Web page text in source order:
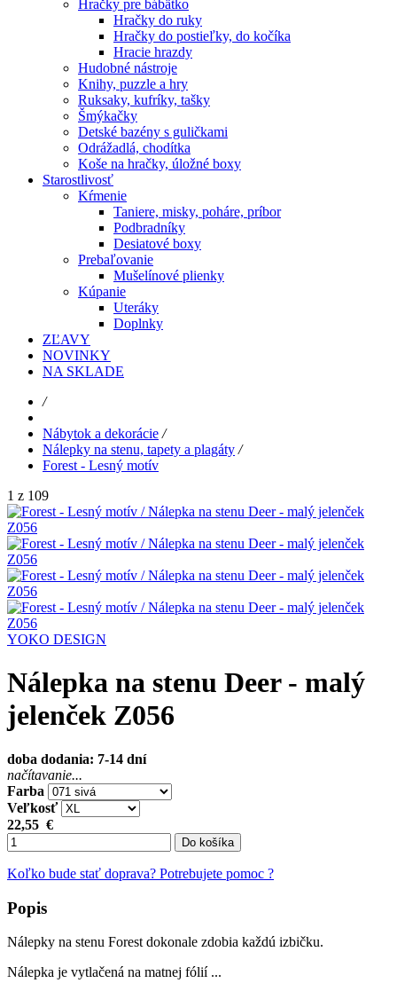
Hračky pre bábätko
Hračky do ruky
Hračky do postieľky, do kočíka
Hracie hrazdy
Hudobné nástroje
Knihy, puzzle a hry
Ruksaky, kufríky, tašky
Šmýkačky
Detské bazény s guličkami
Odrážadlá, chodítka
Koše na hračky, úložné boxy
Starostlivosť
Kŕmenie
Taniere, misky, poháre, príbor
Podbradníky
Desiatové boxy
Prebaľovanie
Mušelínové plienky
Kúpanie
Uteráky
Doplnky
ZĽAVY
NOVINKY
NA SKLADE
/
Nábytok a dekorácie /
Nálepky na stenu, tapety a plagáty /
Forest - Lesný motív
1 z 109
YOKO DESIGN
Nálepka na stenu Deer - malý
jelenček Z056
doba dodania: 7-14 dní
načítavanie...
Farba
Veľkosť
22,55 €
Do košíka
Koľko bude stať doprava? Potrebujete pomoc ?
Popis
Nálepky na stenu Forest dokonale zdobia každú izbičku.
Nálepka je vytlačená na matnej fólií ...